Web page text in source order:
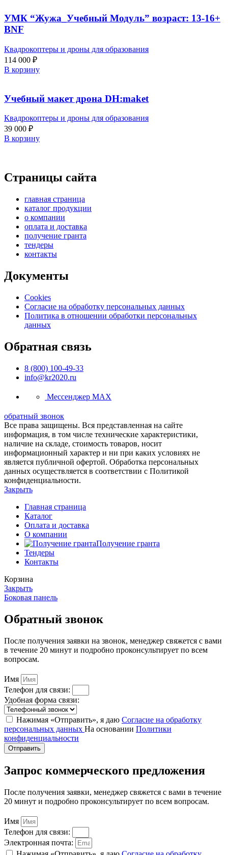
УМК “Жужа_Учебный Модуль” возраст: 13-16+
BNF
Квадрокоптеры и дроны для образования
114 000 ₽
В корзину
Учебный макет дрона DH:maket
Квадрокоптеры и дроны для образования
39 000 ₽
В корзину
Страницы сайта
главная страница
каталог продукции
о компании
оплата и доставка
получение гранта
тендеры
контакты
Документы
Cookies
Согласие на обработку персональных данных
Политика в отношении обработки персональных
данных
Обратная связь
8 (800) 100-49-33
info@kr2020.ru
Мессенджер MAX
обратный звонок
Все права защищены. Вся представленная на сайте
информация, в том числе технические характеристики,
наличие на складе, стоимость товаров, носит
информационный характер и ни при каких условиях не
является публичной офертой. Обработка персональных
данных осуществляется в соответствии с Политикой
конфиденциальности.
Закрыть
Главная страница
Каталог
Оплата и доставка
О компании
Получение гранта
Тендеры
Контакты
Корзина
Закрыть
Боковая панель
Обратный звонок
После получения заявки на звонок, менеджер свяжется с вами
в течение 20 минут и подробно проконсультирует по всем
вопросам.
Имя
Телефон для связи:
Удобная форма связи:
Нажимая «Отправить», я даю Согласие на обработку
персональных данных На основании Политики
конфиденциальности
Отправить
Запрос коммерческого предложения
После получения заявки, менеджер свяжется с вами в течение
20 минут и подробно проконсультирует по всем вопросам.
Имя
Телефон для связи:
Электронная почта: